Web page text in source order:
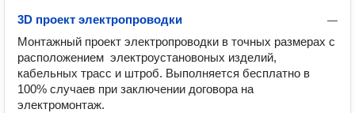
—
3D проект электропроводки
Монтажный проект электропроводки в точных размерах с
расположением  электроустановоных изделий,
кабельных трасс и штроб. Выполняется бесплатно в
100% случаев при заключении договора на
электромонтаж.